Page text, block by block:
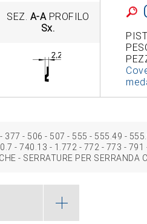
SEZ. A-APROFILO
Sx.
‑ 506 ‑ 507 ‑ 555 ‑ 555.49 ‑
‑ 740.13 ‑ 1.772 ‑ 772 ‑ 773 ‑
- SERRATURE PER SERRANDA